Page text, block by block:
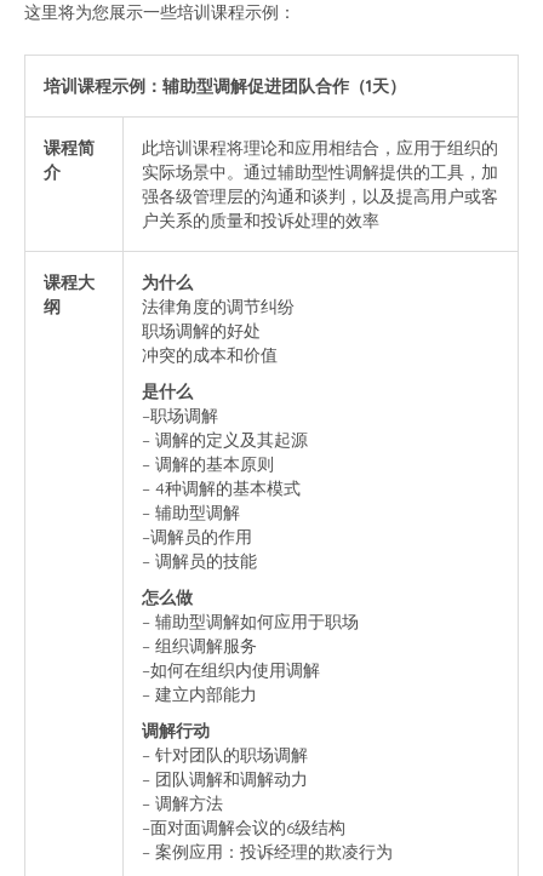
这里将为您展示一些培训课程示例：
培训课程示例：辅助型调解促进团队合作（1天）
课程简
介
此培训课程将理论和应用相结合，应用于组织的
实际场景中。通过辅助型性调解提供的工具，加
强各级管理层的沟通和谈判，以及提高用户或客
户关系的质量和投诉处理的效率
课程大
纲
为什么
法律角度的调节纠纷
职场调解的好处
冲突的成本和价值
是什么
–职场调解
– 调解的定义及其起源
– 调解的基本原则
– 4种调解的基本模式
– 辅助型调解
–调解员的作用
– 调解员的技能
怎么做
– 辅助型调解如何应用于职场
– 组织调解服务
–如何在组织内使用调解
– 建立内部能力
调解行动
– 针对团队的职场调解
– 团队调解和调解动力
– 调解方法
–面对面调解会议的6级结构
– 案例应用：投诉经理的欺凌行为